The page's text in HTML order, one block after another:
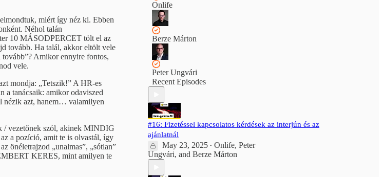
miért így néz ki. Ebben
Néhol talán
10 MÁSODPERCET tölt el az
tovább. Ha talál, akkor eltölt vele
Amikor ennyire fontos,
vele.
mondja: „Tetszik!” A HR-es
a tanácsaik: amikor odaviszed
nézik azt, hanem… valamilyen
vezetőnek szól, akinek MINDIG
a pozíció, amit te is olvastál, így
önéletrajzod „unalmas”, „sótlan”
KERES, mint amilyen te
Onlife
Berze Márton
Peter Ungvári
Recent Episodes
#16: Fizetéssel kapcsolatos kérdések az interjún és az
ajánlatnál
May 23, 2025 • Onlife, Peter
Ungvári, and Berze Márton